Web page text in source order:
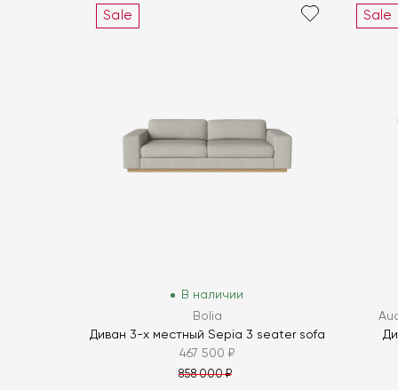
Sale
В наличии
Bolia
Диван 3-х местный Sepia 3 seater sofa
467 500 ₽
858 000 ₽
Sale